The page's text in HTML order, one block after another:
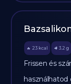
🔥 23 kcal 🥩 3.2 g
Frissen és
használhatod